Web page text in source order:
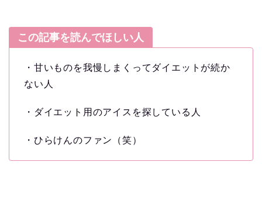
この記事を読んでほしい人
・甘いものを我慢しまくってダイエットが続か
ない人
・ダイエット用のアイスを探している人
・ひらけんのファン（笑）